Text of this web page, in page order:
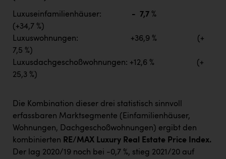
Luxuseinfamilienhäuser: - 7,7 %
(+34,7 %)
Luxuswohnungen: +36,9 % (+
7,5 %)
Luxusdachgeschoßwohnungen: +12,6 % (+
25,3 %)
Die Kombination dieser drei statistisch sinnvoll
erfassbaren Marktsegmente (Einfamilienhäuser,
Wohnungen, Dachgeschoßwohnungen) ergibt den
kombinierten RE/MAX Luxury Real Estate Price Index.
Der lag 2020/19 noch bei -0,7 %, stieg 2021/20 auf